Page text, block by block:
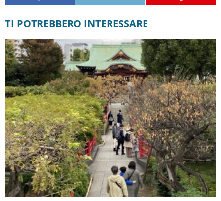
TI POTREBBERO INTERESSARE